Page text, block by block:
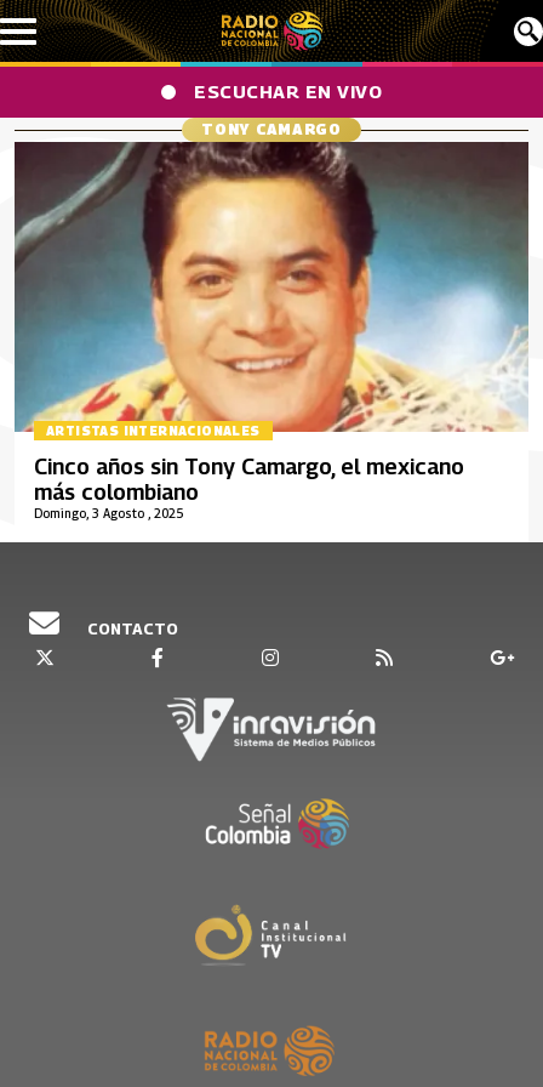
Pasar al contenido principal
ESCUCHAR EN VIVO
TONY CAMARGO
ARTISTAS INTERNACIONALES
Domingo, 3 Agosto , 2025
Cinco años sin Tony Camargo, el mexicano
más colombiano
CONTACTO